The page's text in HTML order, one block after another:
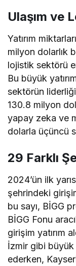
Ulaşım ve
Yatırım
milyon dolarlık
lojistik sektörü
Bu büyük
sektörün
130.8 milyon
yapay zeka ve
dolarla üçüncü
29 Farklı
2024’ün ilk
şehrindeki
bu sayı, BİGG
BİGG Fonu
girişim yatırım
İzmir gibi büyük
ederken,